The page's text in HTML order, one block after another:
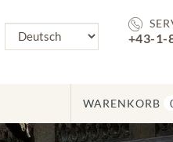
+43-1-
WARENKORB